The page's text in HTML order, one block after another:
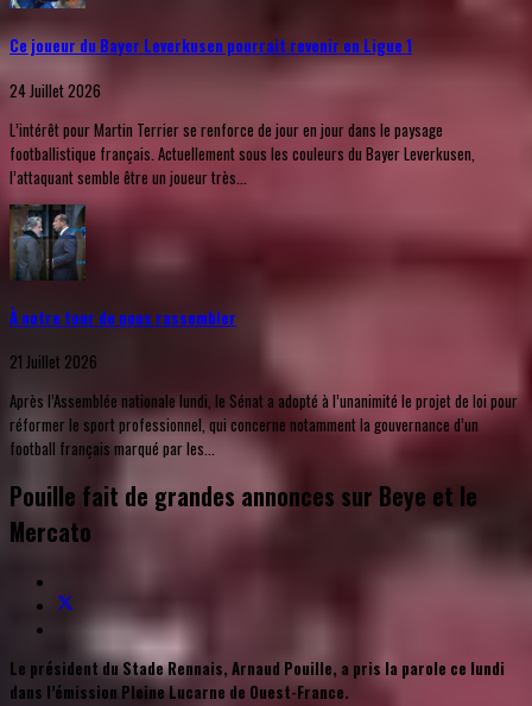
Ce joueur du Bayer Leverkusen pourrait revenir en Ligue 1
24 Juillet 2026
L’intérêt pour Martin Terrier se renforce de jour en jour dans le paysage
footballistique français. Actuellement sous les couleurs du Bayer Leverkusen,
l’attaquant semble être un joueur très...
À notre tour de nous rassembler
21 Juillet 2026
Après l’Assemblée nationale lundi, le Sénat a adopté à l’unanimité le projet de loi pour
réformer le sport professionnel, qui concerne notamment la gouvernance d’un
football français marqué par les...
Pouille fait de grandes annonces sur Beye et le
Mercato
Le président du Stade Rennais, Arnaud Pouille, a pris la parole ce lundi
dans l’émission Pleine Lucarne de Ouest-France.